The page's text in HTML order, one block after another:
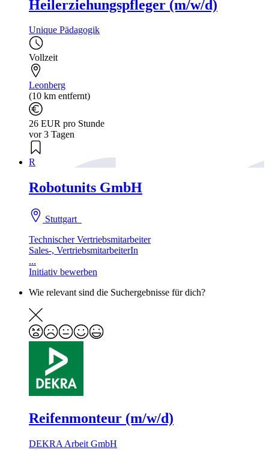
Heilerziehungspfleger (m/w/d)
Unique Pädagogik
Vollzeit
Leonberg
(10 km entfernt)
26 EUR pro Stunde
vor 3 Tagen
R
Robotunits GmbH
Stuttgart
Technischer Vertriebsmitarbeiter
Sales-, VertriebsmitarbeiterIn
...
Initiativ bewerben
Wie relevant sind die Suchergebnisse für dich?
Reifenmonteur (m/w/d)
DEKRA Arbeit GmbH